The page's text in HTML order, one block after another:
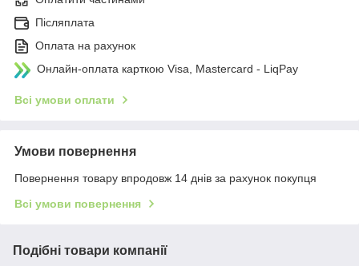
Післяплата
Оплата на рахунок
Онлайн-оплата карткою Visa, Mastercard - LiqPay
Всі умови оплати
Умови повернення
Повернення товару впродовж 14 днів за рахунок покупця
Всі умови повернення
Подібні товари компанії